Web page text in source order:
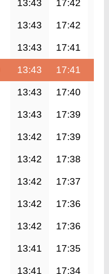
13:43 17:42
13:43 17:42
13:43 17:41
13:43 17:41
13:43 17:40
13:43 17:39
13:42 17:39
13:42 17:38
13:42 17:37
13:42 17:36
13:42 17:36
13:41 17:35
13:41 17:34